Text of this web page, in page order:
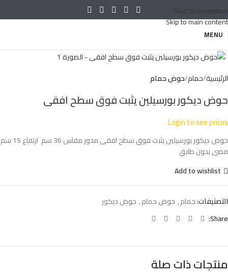
Skip to navigation
Skip to main content
MENU
الرئيسية حمام حوض حمام
حوض ديكور بورسيلين يثبت فوق سطح افقى
Login to see prices
حوض ديكور بورسيلين يثبت فوق سطح افقى مدور مقاس 36 سم ارتفاع 15 سم
فضى بدون طابق
Add to wishlist
التصنيفات:حمام, حوض حمام, حوض ديكور
Share:
منتجات ذات صلة